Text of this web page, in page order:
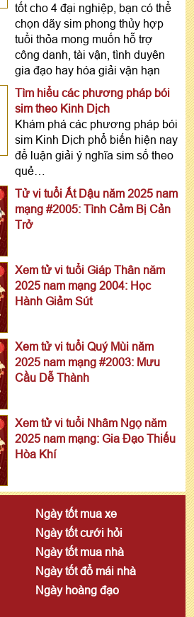
tốt cho 4 đại nghiệp, bạn có thể
chọn dãy sim phong thủy hợp
tuổi thỏa mong muốn hỗ trợ
công danh, tài vận, tình duyên
gia đạo hay hóa giải vận hạn
Tìm hiểu các phương pháp bói
sim theo Kinh Dịch
Khám phá các phương pháp bói
sim Kinh Dịch phổ biến hiện nay
để luận giải ý nghĩa sim số theo
quẻ…
Tử vi tuổi Ất Dậu năm 2025 nam
mạng #2005: Tình Cảm Bị Cản
Trở
Xem tử vi tuổi Giáp Thân năm
2025 nam mạng 2004: Học
Hành Giảm Sút
Xem tử vi tuổi Quý Mùi năm
2025 nam mạng #2003: Mưu
Cầu Dễ Thành
Xem tử vi tuổi Nhâm Ngọ năm
2025 nam mạng: Gia Đạo Thiếu
Hòa Khí
Ngày tốt mua xe
Ngày tốt cưới hỏi
Ngày tốt mua nhà
Ngày tốt đổ mái nhà
Ngày hoàng đạo